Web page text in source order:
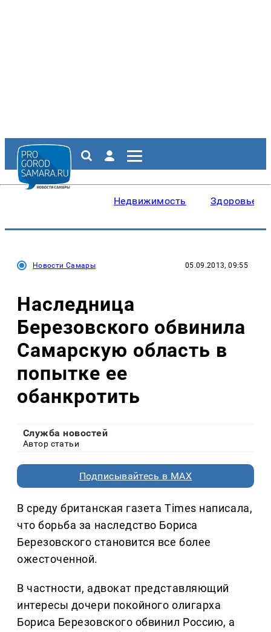
Недвижимость Здоровье
Новости Самары 05.09.2013, 09:55
Наследница
Березовского обвинила
Самарскую область в
попытке ее
обанкротить
Служба новостей
Автор статьи
Подписывайтесь в MAX
В среду британская газета Times написала,
что борьба за наследство Бориса
Березовского становится все более
ожесточенной.
В частности, адвокат представляющий
интересы дочери покойного олигарха
Бориса Березовского обвинил Россию, а